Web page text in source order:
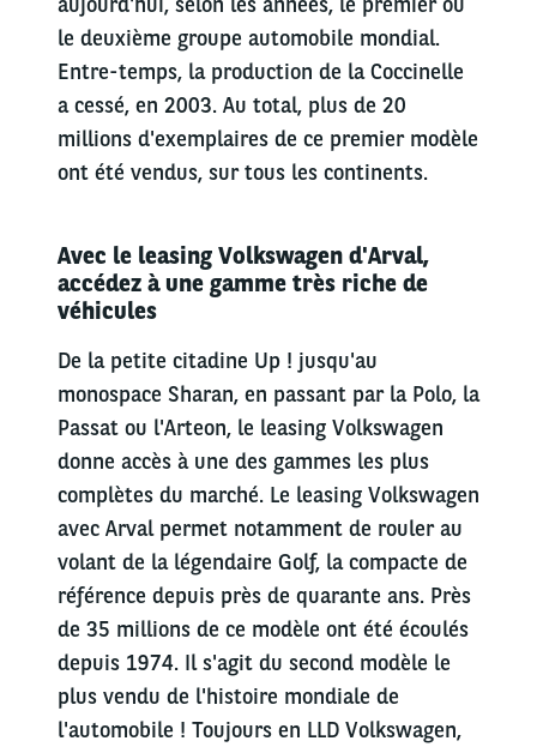
le deuxième groupe automobile mondial.
Entre-temps, la production de la Coccinelle
a cessé, en 2003. Au total, plus de 20
millions d'exemplaires de ce premier modèle
ont été vendus, sur tous les continents.
Avec le leasing Volkswagen d'Arval,
accédez à une gamme très riche de
véhicules
De la petite citadine Up ! jusqu'au
monospace Sharan, en passant par la Polo, la
Passat ou l'Arteon, le leasing Volkswagen
donne accès à une des gammes les plus
complètes du marché. Le leasing Volkswagen
avec Arval permet notamment de rouler au
volant de la légendaire Golf, la compacte de
référence depuis près de quarante ans. Près
de 35 millions de ce modèle ont été écoulés
depuis 1974. Il s'agit du second modèle le
plus vendu de l'histoire mondiale de
l'automobile ! Toujours en LLD Volkswagen,